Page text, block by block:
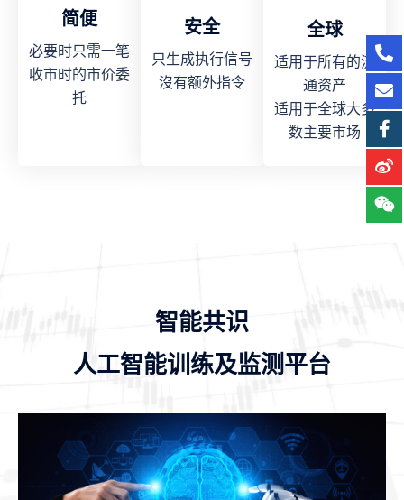
简便
必要时只需一笔
收市时的市价委
托
安全
只生成执行信号
沒有额外指令
全球
适用于所有的流
通资产
适用于全球大多
数主要市场
智能共识
人工智能训练及监测平台